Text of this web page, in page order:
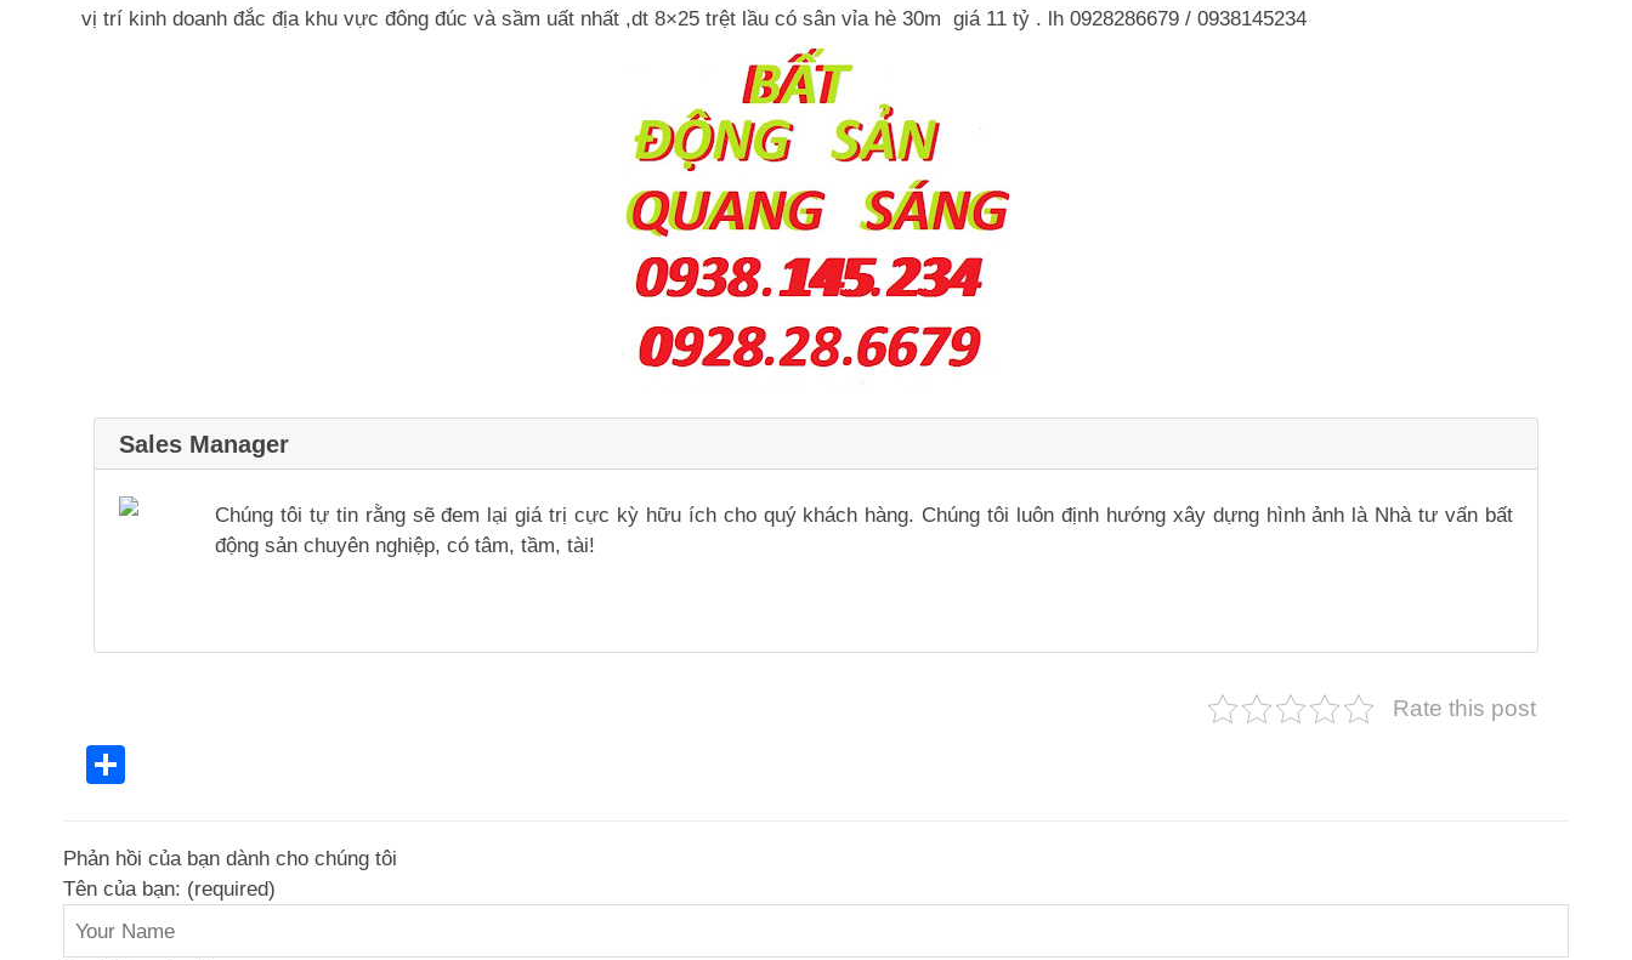
vị trí kinh doanh đắc địa khu vực đông đúc và sầm uất nhất ,dt 8×25 trệt lầu có sân vỉa hè 30m giá 11 tỷ . lh 0928286679 / 0938145234
Sales Manager
Chúng tôi tự tin rằng sẽ đem lại giá trị cực kỳ hữu ích cho quý khách hàng. Chúng tôi luôn định hướng xây dựng hình ảnh là Nhà tư vấn bất
động sản chuyên nghiệp, có tâm, tầm, tài!
Rate this post
Phản hồi của bạn dành cho chúng tôi
Tên của bạn: (required)